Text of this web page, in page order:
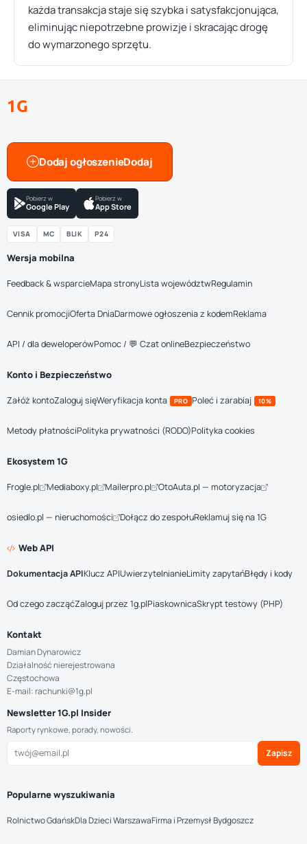
każda transakcja staje się szybka i satysfakcjonująca,
eliminując niepotrzebne prowizje i skracając drogę
do wymarzonego sprzętu.
1G
Dodaj ogłoszenie
Pobierz w
Google Play
Pobierz w
App Store
VISA MC BLIK P24
Wersja mobilna
Feedback & wsparcieMapa stronyLista województwRegulamin
Cennik promocjiOferta DniaDarmowe ogłoszenia z kodemReklama
API / dla deweloperówPomoc / 💬 Czat onlineBezpieczeństwo
Konto i Bezpieczeństwo
Załóż kontoZaloguj sięWeryfikacja konta PRO Poleć i zarabiaj 10%
Metody płatnościPolityka prywatności (RODO)Polityka cookies
Ekosystem 1G
Frogle.pl Mediaboxy.pl Mailerpro.pl OtoAuta.pl — motoryzacja
osiedlo.pl — nieruchomości Dołącz do zespołuReklamuj się na 1G
Web API
Dokumentacja APIKlucz APIUwierzytelnianieLimity zapytańBłędy i kody
Od czego zacząćZaloguj przez 1g.plPiaskownicaSkrypt testowy (PHP)
Kontakt
Damian Dynarowicz
Działalność nierejestrowana
Częstochowa
E-mail: rachunki@1g.pl
Newsletter 1G.pl Insider
Raporty rynkowe, porady, nowości.
Zapisz
Popularne wyszukiwania
Rolnictwo GdańskDla Dzieci WarszawaFirma i Przemysł Bydgoszcz